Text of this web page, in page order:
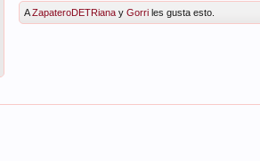
AZapateroDETRiana yGorri les gusta esto.